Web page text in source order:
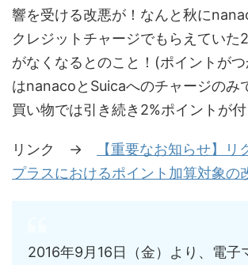
響を受ける改悪が！なんと秋に
クレジットチャージでもらえていた
がなくなるとのこと！(ポイントが
はnanacoとSuicaへのチャージのみ
買い物では引き続き2%ポイントが
リンク →
【重要なお知らせ】リ
プラスにおけるポイント加算対象の
2016年9月16日（金）より、電子